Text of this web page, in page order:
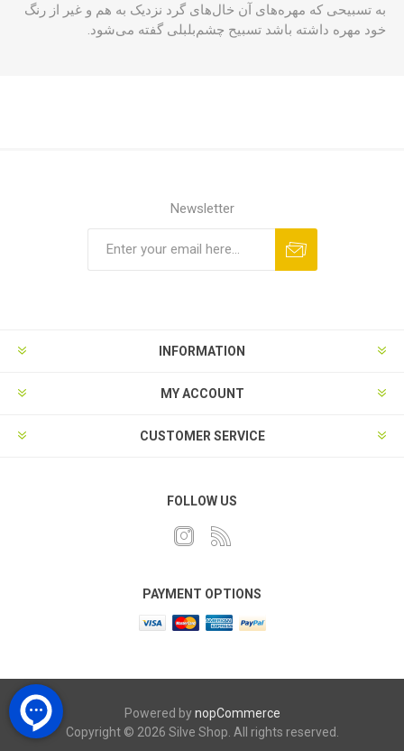
به تسبیحی که مهره‌های آن خال‌های گرد نزدیک به هم و غیر از رنگ
خود مهره داشته باشد تسبیح چشم‌بلبلی گفته می‌شود.
Newsletter
INFORMATION
MY ACCOUNT
CUSTOMER SERVICE
FOLLOW US
PAYMENT OPTIONS
Powered bynopCommerce
Copyright © 2026 Silve Shop. All rights reserved.